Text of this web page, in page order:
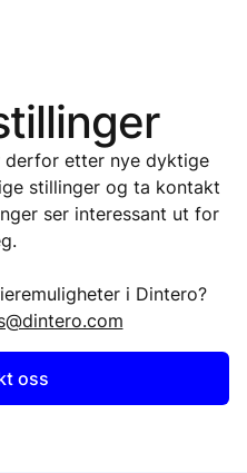
etter nye dyktige
stillinger og ta kontakt
ser interessant ut for
i Dintero?
oss